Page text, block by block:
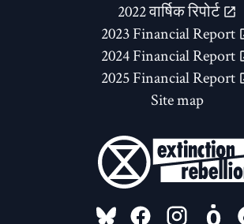
2022 वार्षिक रिपोर्ट
2023 Financial Report
2024 Financial Report
2025 Financial Report
Site map
FOLLOW US ON